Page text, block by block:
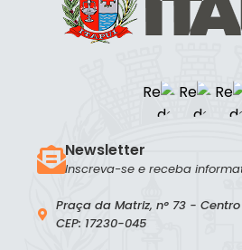
Praça da Matriz, n° 73 -
CEP: 17230-045
Newsletter
Inscreva-se e receba